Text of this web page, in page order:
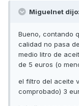
Miguelnet dijo:
Bueno, contando
calidad no pasa
medio litro de
de 5 euros (o
el filtro del aceite
comprobado) 3